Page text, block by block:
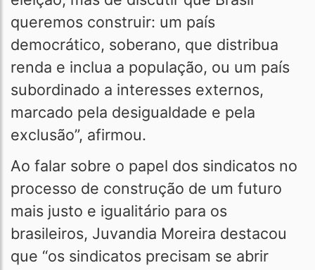
queremos construir: um país
democrático, soberano, que distribua
renda e inclua a população, ou um país
subordinado a interesses externos,
marcado pela desigualdade e pela
exclusão”, afirmou.
Ao falar sobre o papel dos sindicatos no
processo de construção de um futuro
mais justo e igualitário para os
brasileiros, Juvandia Moreira destacou
que “os sindicatos precisam se abrir